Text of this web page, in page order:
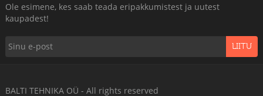
Ole esimene, kes saab teada eripakkumistest ja uutest
kaupadest!
LIITU
BALTI TEHNIKA OÜ - All rights reserved